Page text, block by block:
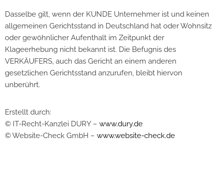
Dasselbe gilt, wenn der KUNDE Unternehmer ist und keinen
allgemeinen Gerichtsstand in Deutschland hat oder Wohnsitz
oder gewöhnlicher Aufenthalt im Zeitpunkt der
Klageerhebung nicht bekannt ist. Die Befugnis des
VERKÄUFERS, auch das Gericht an einem anderen
gesetzlichen Gerichtsstand anzurufen, bleibt hiervon
unberührt.
Erstellt durch:
© IT-Recht-Kanzlei DURY – www.dury.de
© Website-Check GmbH – www.website-check.de